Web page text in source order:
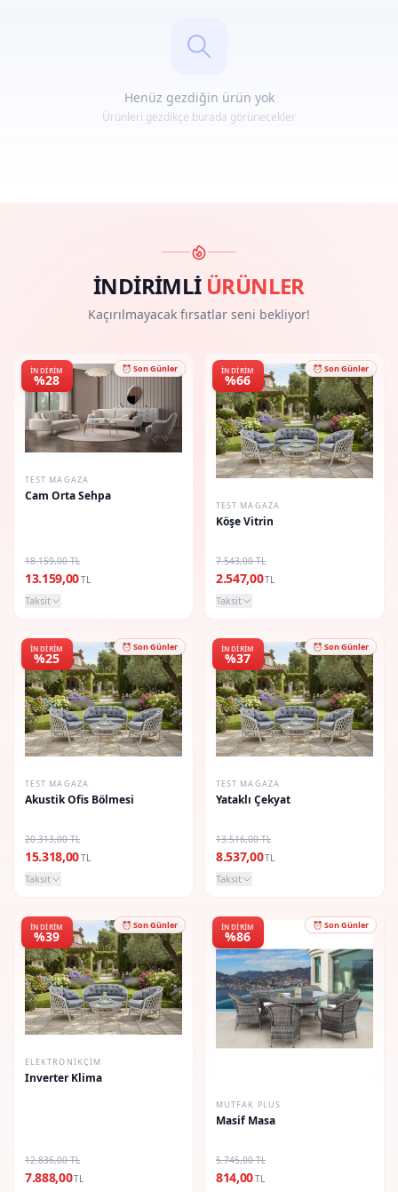
Henüz gezdiğin ürün yok
Ürünleri gezdikçe burada görünecekler
İNDİRİMLİ ÜRÜNLER
Kaçırılmayacak fırsatlar seni bekliyor!
İNDIRIM
%28
⏰ Son Günler
TEST MAGAZA
Cam Orta Sehpa
18.159,00 TL
13.159,00TL
Taksit
İNDIRIM
%66
⏰ Son Günler
TEST MAGAZA
Köşe Vitrin
7.543,00 TL
2.547,00TL
Taksit
İNDIRIM
%25
⏰ Son Günler
TEST MAGAZA
Akustik Ofis Bölmesi
20.313,00 TL
15.318,00TL
Taksit
İNDIRIM
%37
⏰ Son Günler
TEST MAGAZA
Yataklı Çekyat
13.516,00 TL
8.537,00TL
Taksit
İNDIRIM
%39
⏰ Son Günler
ELEKTRONIKÇIM
Inverter Klima
12.836,00 TL
7.888,00TL
İNDIRIM
%86
⏰ Son Günler
MUTFAK PLUS
Masif Masa
5.745,00 TL
814,00TL